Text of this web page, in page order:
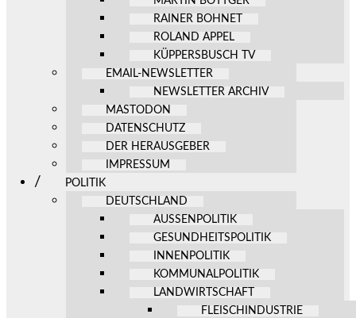
RAINER BOHNET
ROLAND APPEL
KÜPPERSBUSCH TV
EMAIL-NEWSLETTER
NEWSLETTER ARCHIV
MASTODON
DATENSCHUTZ
DER HERAUSGEBER
IMPRESSUM
POLITIK
DEUTSCHLAND
AUSSENPOLITIK
GESUNDHEITSPOLITIK
INNENPOLITIK
KOMMUNALPOLITIK
LANDWIRTSCHAFT
FLEISCHINDUSTRIE